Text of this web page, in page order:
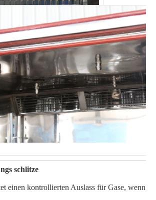
schlitze
einen kontrollierten Auslass für Gase, wenn